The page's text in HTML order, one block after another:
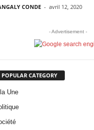
CONDE - avril 12, 2020
- Advertisement -
POPULAR CATEGORY
Une